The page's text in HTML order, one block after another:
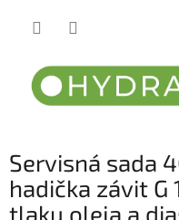
Servisná sada
hadička závit
tlaku oleja a